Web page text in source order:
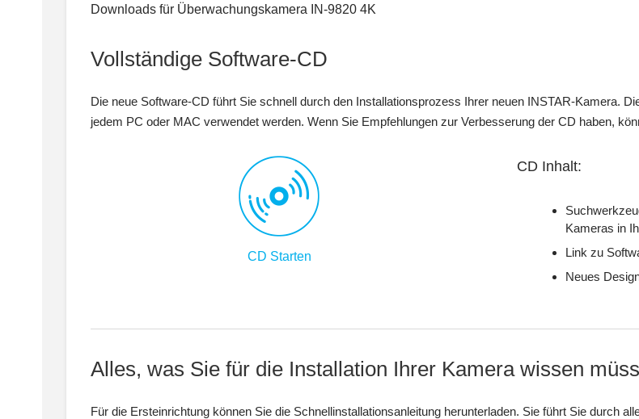
Downloads für Überwachungskamera IN-9820 4K
Vollständige Software-CD
Die neue Software-CD führt Sie schnell durch den Installationsprozess Ihrer neuen INSTAR-Kamera.
jedem PC oder MAC verwendet werden. Wenn Sie Empfehlungen zur Verbesserung der CD haben,
CD Starten
CD Inhalt:
Kameras in
Link zu
Neues
Alles, was Sie für die Installation Ihrer Kamera wissen
Für die Ersteinrichtung können Sie die Schnellinstallationsanleitung herunterladen. Sie führt Sie durch